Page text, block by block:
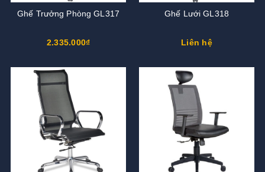
Ghế Trưởng Phòng GL317
2.335.000₫
Ghế Lưới GL318
Liên hệ